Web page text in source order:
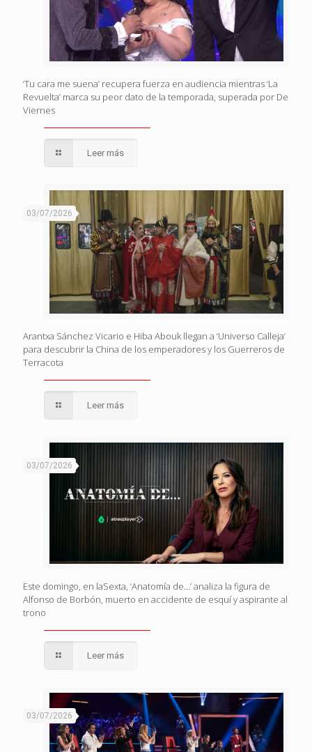
‘Tu cara me suena’ recupera fuerza en audiencia mientras ‘La
Revuelta’ marca su peor dato de la temporada, superada por De
Viernes
Leer más
03/07/2026
Arantxa Sánchez Vicario e Hiba Abouk llegan a ‘Universo Calleja’
para descubrir la China de los emperadores y los Guerreros de
Terracota
Leer más
03/07/2026
Este domingo, en laSexta, ‘Anatomía de…’ analiza la figura de
Alfonso de Borbón, muerto en accidente de esquí y aspirante al
trono
Leer más
03/07/2026